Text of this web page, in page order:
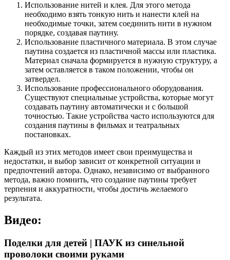
Использование нитей и клея. Для этого метода
необходимо взять тонкую нить и нанести клей на
необходимые точки, затем соединить нити в нужном
порядке, создавая паутину.
Использование пластичного материала. В этом случае
паутина создается из пластичной массы или пластика.
Материал сначала формируется в нужную структуру, а
затем оставляется в таком положении, чтобы он
затвердел.
Использование профессионального оборудования.
Существуют специальные устройства, которые могут
создавать паутину автоматически и с большой
точностью. Такие устройства часто используются для
создания паутины в фильмах и театральных
постановках.
Каждый из этих методов имеет свои преимущества и
недостатки, и выбор зависит от конкретной ситуации и
предпочтений автора. Однако, независимо от выбранного
метода, важно помнить, что создание паутины требует
терпения и аккуратности, чтобы достичь желаемого
результата.
Видео:
Поделки для детей | ПАУК из синельной
проволоки своими руками